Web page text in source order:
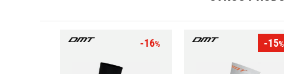
-16% -15%